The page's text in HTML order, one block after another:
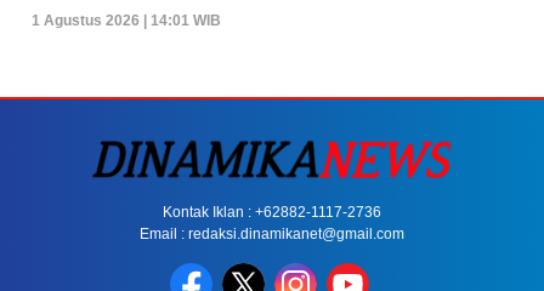
1 Agustus 2026 | 14:01 WIB
Kontak Iklan : +62882-1117-2736
Email : redaksi.dinamikanet@gmail.com